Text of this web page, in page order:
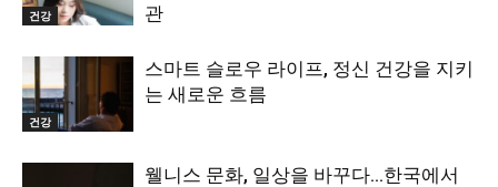
건강
관
건강
스마트 슬로우 라이프, 정신 건강을 지키
는 새로운 흐름
웰니스 문화, 일상을 바꾸다…한국에서